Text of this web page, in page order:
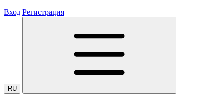
Вход Регистрация
RU